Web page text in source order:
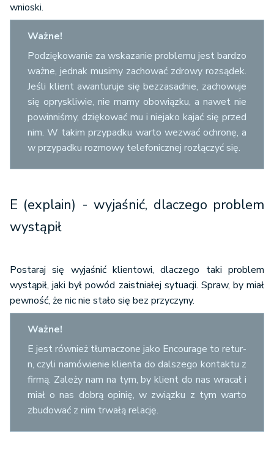
wnioski.
Ważne!
Podziękowanie za wskazanie problemu jest bardzo
ważne, jednak musimy zachować zdrowy rozsądek.
Jeśli klient awanturuje się bezzasadnie, zachowuje
się opryskliwie, nie mamy obowiązku, a nawet nie
powinniśmy, dziękować mu i niejako kajać się przed
nim. W takim przypadku warto wezwać ochronę, a
w przypadku rozmowy telefonicznej rozłączyć się.
E (explain) - wyjaśnić, dlaczego problem
wystąpił
Postaraj się wyjaśnić klientowi, dlaczego taki problem
wystąpił, jaki był powód zaistniałej sytuacji. Spraw, by miał
pewność, że nic nie stało się bez przyczyny.
Ważne!
E jest również tłumaczone jako En­co­urage to retur­
n, czyli namówienie klienta do dalszego kontaktu z
firmą. Zależy nam na tym, by klient do nas wracał i
miał o nas dobrą opinię, w związku z tym warto
zbudować z nim trwałą relację.